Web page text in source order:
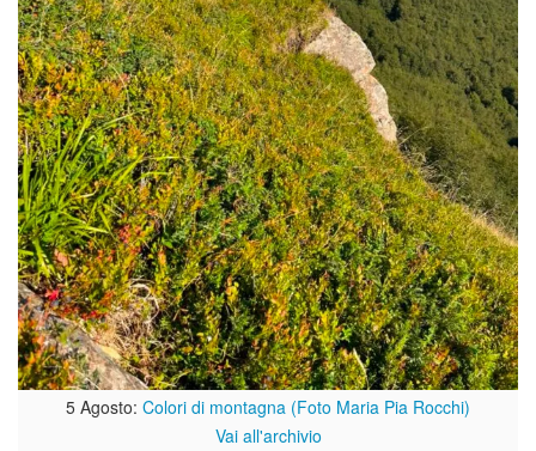
5 Agosto: Colori di montagna (Foto Maria Pia Rocchi)
Vai all'archivio